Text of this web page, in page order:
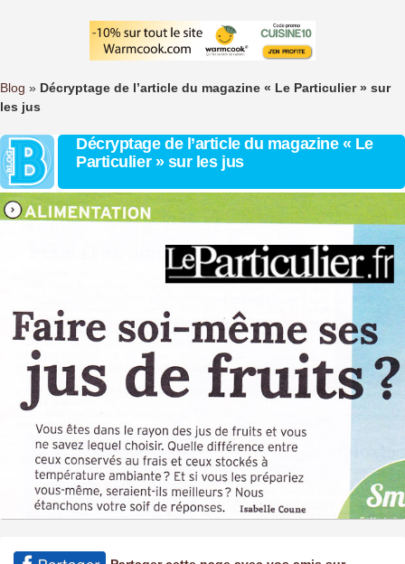
Blog » Décryptage de l’article du magazine « Le Particulier » sur
les jus
Décryptage de l’article du magazine « Le
Particulier » sur les jus